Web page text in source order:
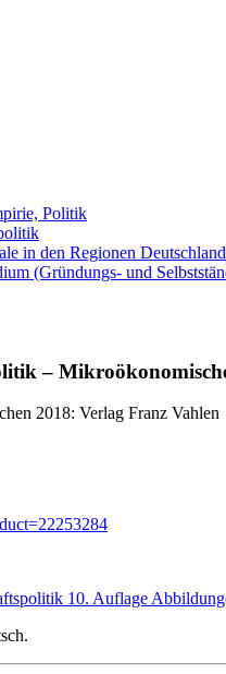
Politik
in den Regionen
(Gründungs- und
–
2018: Verlag Franz Vahlen
10. Auflage